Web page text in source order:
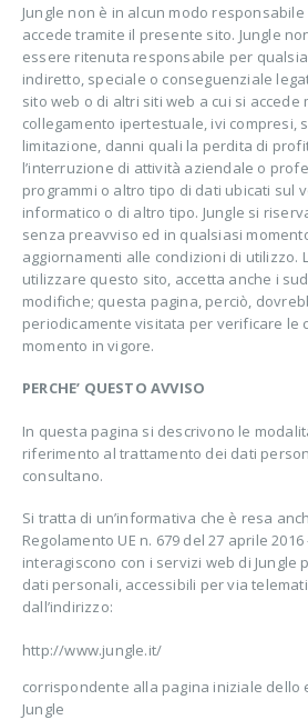
Jungle non è in alcun modo
accede tramite il presente sito. Jungle
essere ritenuta responsabile per
indiretto, speciale o conseguenziale
sito web o di altri siti web a cui si accede
collegamento ipertestuale, ivi compresi,
limitazione, danni quali la perdita di
l’interruzione di attività aziendale o
programmi o altro tipo di dati ubicati sul
informatico o di altro tipo. Jungle si
senza preavviso ed in qualsiasi
aggiornamenti alle condizioni di utilizzo.
utilizzare questo sito, accetta anche i
modifiche; questa pagina, perciò,
periodicamente visitata per verificare le
momento in vigore.
PERCHE’ QUESTO AVVISO
In questa pagina si descrivono le
riferimento al trattamento dei dati
consultano.
Si tratta di un’informativa che è resa
Regolamento UE n. 679 del 27 aprile
interagiscono con i servizi web di Jungle
dati personali, accessibili per via
dall’indirizzo:
http://www.jungle.it/
corrispondente alla pagina iniziale dello
Jungle